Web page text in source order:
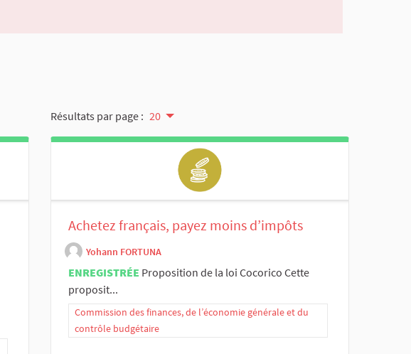
Résultats par page : 20
Achetez français, payez moins d’impôts
Yohann FORTUNA
ENREGISTRÉE Proposition de la loi Cocorico Cette
proposit...
Commission des finances, de l’économie générale et du
contrôle budgétaire